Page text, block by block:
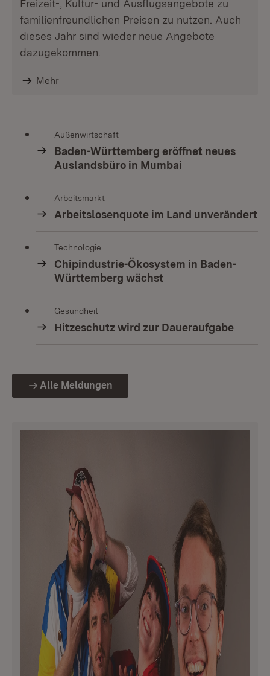
Freizeit-, Kultur- und Ausflugsangebote zu
familienfreundlichen Preisen zu nutzen. Auch
dieses Jahr sind wieder neue Angebote
dazugekommen.
Mehr
Außenwirtschaft
Baden-Württemberg eröffnet neues
Auslandsbüro in Mumbai
Arbeitsmarkt
Arbeitslosenquote im Land unverändert
Technologie
Chipindustrie-Ökosystem in Baden-
Württemberg wächst
Gesundheit
Hitzeschutz wird zur Daueraufgabe
Alle Meldungen